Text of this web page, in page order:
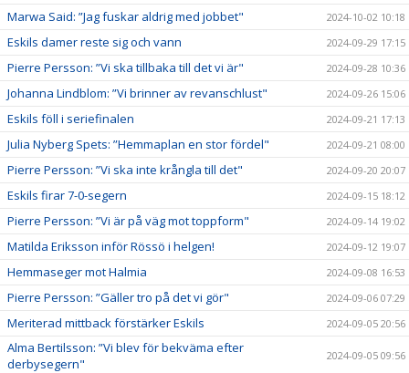
Marwa Said: ”Jag fuskar aldrig med jobbet" 2024-10-02 10:18
Eskils damer reste sig och vann 2024-09-29 17:15
Pierre Persson: ”Vi ska tillbaka till det vi är" 2024-09-28 10:36
Johanna Lindblom: ”Vi brinner av revanschlust" 2024-09-26 15:06
Eskils föll i seriefinalen 2024-09-21 17:13
Julia Nyberg Spets: ”Hemmaplan en stor fördel" 2024-09-21 08:00
Pierre Persson: ”Vi ska inte krångla till det" 2024-09-20 20:07
Eskils firar 7-0-segern 2024-09-15 18:12
Pierre Persson: ”Vi är på väg mot toppform" 2024-09-14 19:02
Matilda Eriksson inför Rössö i helgen! 2024-09-12 19:07
Hemmaseger mot Halmia 2024-09-08 16:53
Pierre Persson: ”Gäller tro på det vi gör" 2024-09-06 07:29
Meriterad mittback förstärker Eskils 2024-09-05 20:56
Alma Bertilsson: ”Vi blev för bekväma efter
derbysegern"
2024-09-05 09:56